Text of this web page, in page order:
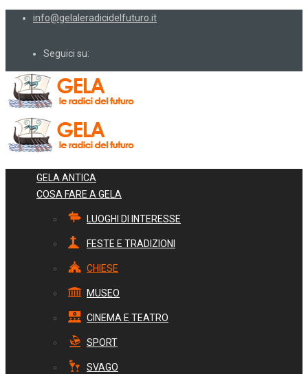
info@gelaleradicidelfuturo.it
Seguici su:
GELA ANTICA
COSA FARE A GELA
LUOGHI DI INTERESSE
FESTE E TRADIZIONI
CHIESE
MUSEO
CINEMA E TEATRO
SPORT
SVAGO